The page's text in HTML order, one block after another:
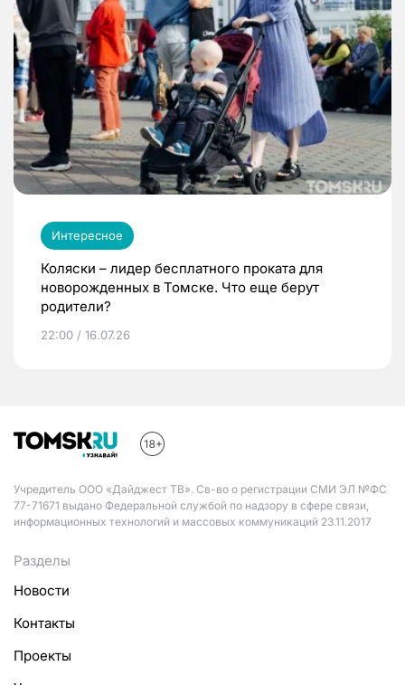
Интересное
Коляски – лидер бесплатного проката для
новорожденных в Томске. Что еще берут
родители?
22:00 / 16.07.26
Учредитель ООО «Дайджест ТВ». Св-во о регистрации СМИ ЭЛ №ФС
77-71671 выдано Федеральной службой по надзору в сфере связи,
информационных технологий и массовых коммуникаций 23.11.2017
Разделы
Новости
Контакты
Проекты